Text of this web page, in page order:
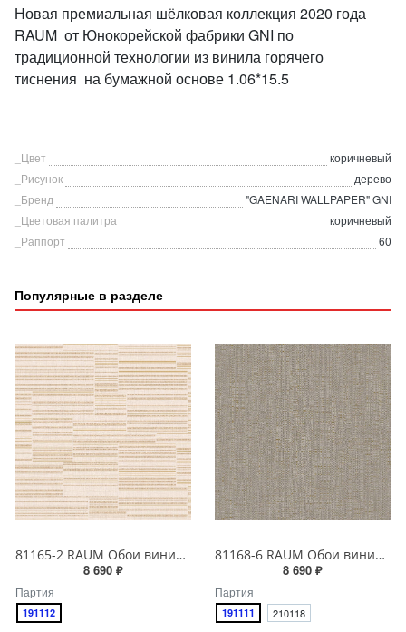
Новая премиальная шёлковая коллекция 2020 года
RAUM от Юнокорейской фабрики GNI по
традиционной технологии из винила горячего
тиснения на бумажной основе 1.06*15.5
_Цвет
коричневый
_Рисунок
дерево
_Бренд
"GAENARI WALLPAPER" GNI
_Цветовая палитра
коричневый
_Раппорт
60
Популярные в разделе
81165-2 RAUM Обои виниловые на бумажной основе 1.06*15.5
8 690 ₽
Партия
191112
81168-6 RAUM Обои виниловые на бумажной основе 1.06*15.5
8 690 ₽
Партия
191111 210118